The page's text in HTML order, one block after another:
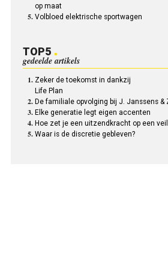
op maat
Volbloed elektrische sportwagen
TOP5
gedeelde artikels
Zeker de toekomst in dankzij
Life Plan
De familiale opvolging bij J. Janssens &
Elke generatie legt eigen accenten
Hoe zet je een uitzendkracht op een
Waar is de discretie gebleven?